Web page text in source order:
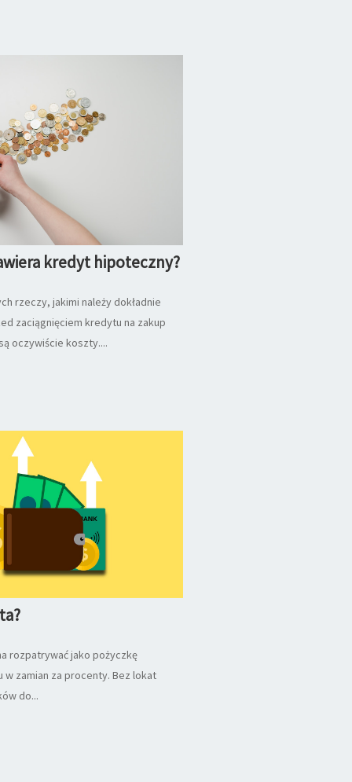
kredyt hipoteczny?
rzeczy, jakimi należy dokładnie
zaciągnięciem kredytu na zakup
oczywiście koszty....
rozpatrywać jako pożyczkę
w zamian za procenty. Bez lokat
do...